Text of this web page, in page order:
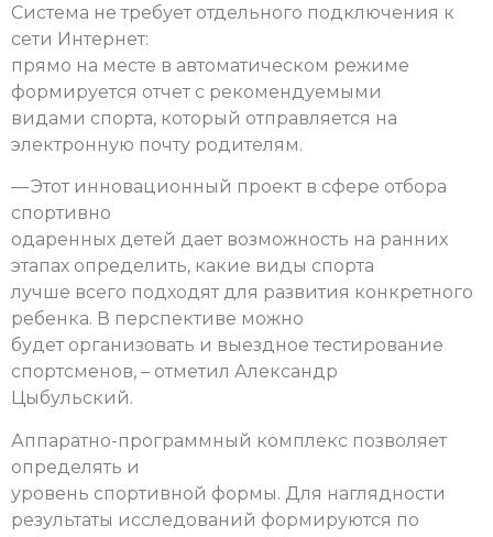
Система не требует отдельного подключения к
сети Интернет:
прямо на месте в автоматическом режиме
формируется отчет с рекомендуемыми
видами спорта, который отправляется на
электронную почту родителям.
— Этот инновационный проект в сфере отбора
спортивно
одаренных детей дает возможность на ранних
этапах определить, какие виды спорта
лучше всего подходят для развития конкретного
ребенка. В перспективе можно
будет организовать и выездное тестирование
спортсменов, – отметил Александр
Цыбульский.
Аппаратно-программный комплекс позволяет
определять и
уровень спортивной формы. Для наглядности
результаты исследований формируются по